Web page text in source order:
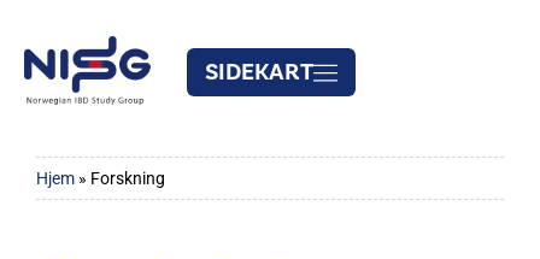
SIDEKART
Hjem » Forskning